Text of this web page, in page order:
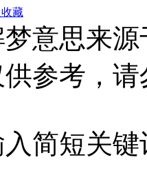
藏
意思来
参考，
简短关键